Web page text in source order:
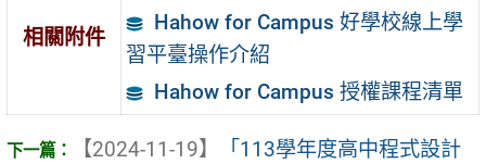
相關附件
Hahow for Campus 好學校線上學
習平臺操作介紹
Hahow for Campus 授權課程清單
【2024-11-19】
「113學年度高中程式設計